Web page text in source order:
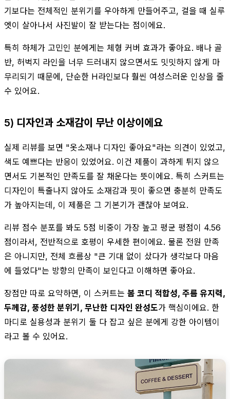
기보다는 전체적인 분위기를 우아하게 만들어주고, 걸을 때 실루
엣이 살아나서 사진발이 잘 받는다는 점이에요.
특히 하체가 고민인 분에게는 체형 커버 효과가 좋아요. 배나 골
반, 허벅지 라인을 너무 드러내지 않으면서도 밋밋하지 않게 마
무리되기 때문에, 단순한 H라인보다 훨씬 여성스러운 인상을 줄
수 있어요.
5) 디자인과 소재감이 무난 이상이에요
실제 리뷰를 보면 "옷소재나 디자인 좋아요"라는 의견이 있었고,
색도 예쁘다는 반응이 있었어요. 이건 제품이 과하게 튀지 않으
면서도 기본적인 만족도를 잘 채운다는 뜻이에요. 특히 스커트는
디자인이 특출나지 않아도 소재감과 핏이 좋으면 충분히 만족도
가 높아지는데, 이 제품은 그 기본기가 괜찮아 보여요.
리뷰 점수 분포를 봐도 5점 비중이 가장 높고 평균 평점이 4.56
점이라서, 전반적으로 호평이 우세한 편이에요. 물론 전원 만족
은 아니지만, 전체 흐름상 "큰 기대 없이 샀다가 생각보다 마음
에 들었다"는 방향의 만족이 보인다고 이해하면 좋아요.
장점만 따로 요약하면, 이 스커트는 봄 코디 적합성, 주름 유지력,
두께감, 풍성한 분위기, 무난한 디자인 완성도가 핵심이에요. 한
마디로 실용성과 분위기 둘 다 잡고 싶은 분에게 강한 아이템이
라고 볼 수 있어요.